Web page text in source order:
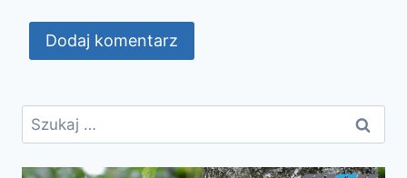
Szukaj: